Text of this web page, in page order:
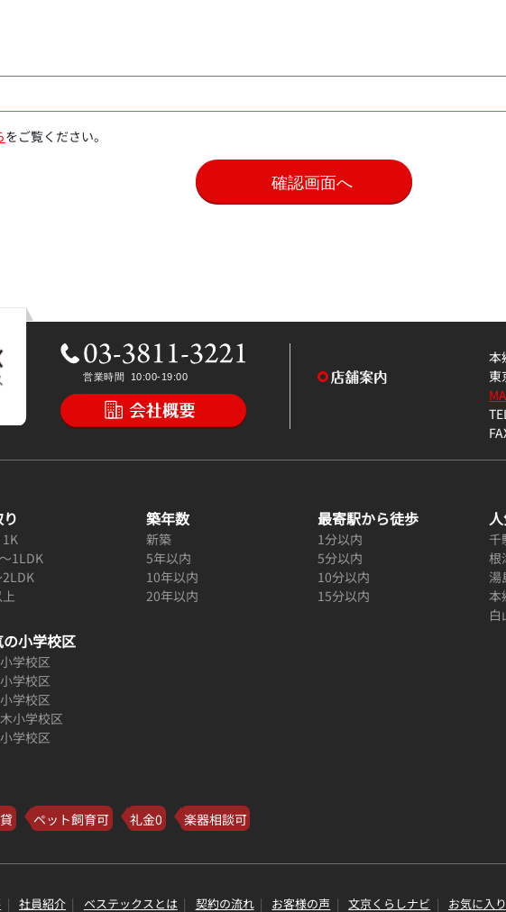
をご覧ください。
本
東
1LDK
築年数
新築
5年以内
10年以内
20年以内
最寄駅から徒歩
1分以内
5分以内
10分以内
15分以内
千
根
湯
本
白
小学校区
学校区
学校区
学校区
小学校区
学校区
ペット飼育可 礼金0 楽器相談可
社員紹介 ベステックスとは 契約の流れ お客様の声 文京くらしナビ お気に入